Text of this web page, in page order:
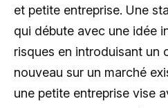
et petite entreprise. Une
qui débute avec une idée
risques en introduisant un
nouveau sur un marché
une petite entreprise vise